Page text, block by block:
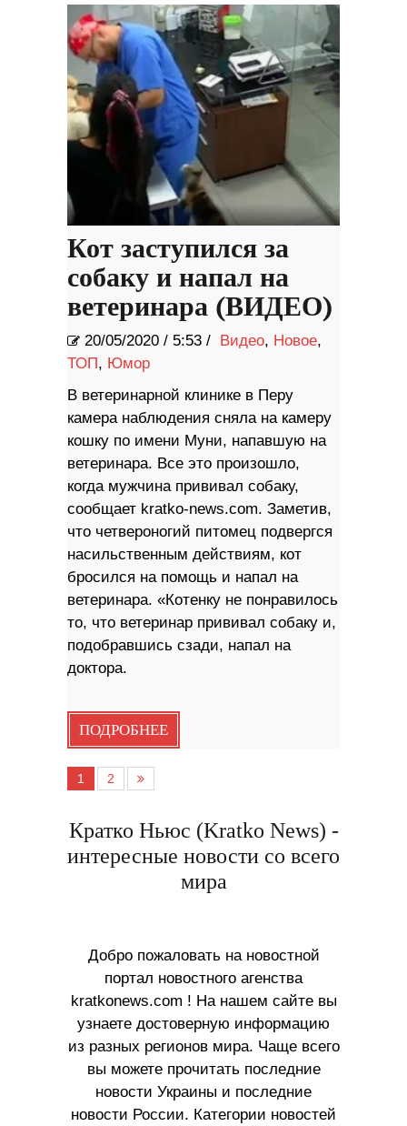
Кот заступился за
собаку и напал на
ветеринара (ВИДЕО)
20/05/2020 / 5:53 / Видео, Новое,
ТОП, Юмор
В ветеринарной клинике в Перу
камера наблюдения сняла на камеру
кошку по имени Муни, напавшую на
ветеринара. Все это произошло,
когда мужчина прививал собаку,
сообщает kratko-news.com. Заметив,
что четвероногий питомец подвергся
насильственным действиям, кот
бросился на помощь и напал на
ветеринара. «Котенку не понравилось
то, что ветеринар прививал собаку и,
подобравшись сзади, напал на
доктора.
ПОДРОБНЕЕ
1 2
Кратко Ньюс (Kratko News) -
интересные новости со всего
мира
Добро пожаловать на новостной
портал новостного агенства
kratkonews.com ! На нашем сайте вы
узнаете достоверную информацию
из разных регионов мира. Чаще всего
вы можете прочитать последние
новости Украины и последние
новости России. Категории новостей